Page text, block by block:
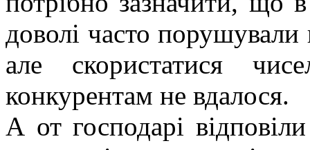
доволі часто порушували
але скористатися
конкурентам не вдалося.
А от господарі